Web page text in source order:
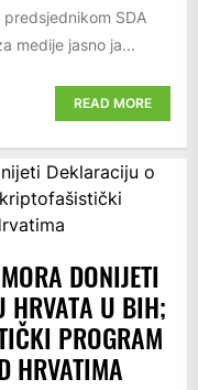
SDA
medije jasno ja...
READ MORE
DONIJETI
HRVATA U BIH;
PROGRAM
HRVATIMA